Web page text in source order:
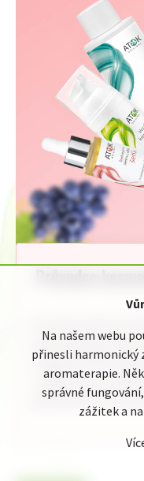
Na našem webu
přinesli harmonický
aromaterapie.
správné
zážitek a
jednoduchého
Original ATOK.
rozdělenou do
jednotlivého